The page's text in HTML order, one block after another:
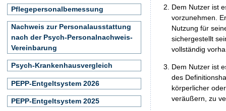
Dem Nutzer ist
vorzunehmen.
Nutzung für
sichergestellt
vollständig
Dem Nutzer ist
des
körperlicher
veräußern, zu
Pflegepersonalbemessung
Nachweis zur Personalausstattung
nach der Psych-Personalnachweis-
Vereinbarung
Psych-Krankenhausvergleich
PEPP-Entgeltsystem 2026
PEPP-Entgeltsystem 2025